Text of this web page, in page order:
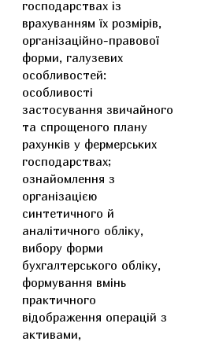
господарствах із
врахуванням їх розмірів,
організаційно-правової
форми, галузевих
особливостей:
особливості
застосування звичайного
та спрощеного плану
рахунків у фермерських
господарствах;
ознайомлення з
організацією
синтетичного й
аналітичного обліку,
вибору форми
бухгалтерського обліку,
формування вмінь
практичного
відображення операцій з
активами,